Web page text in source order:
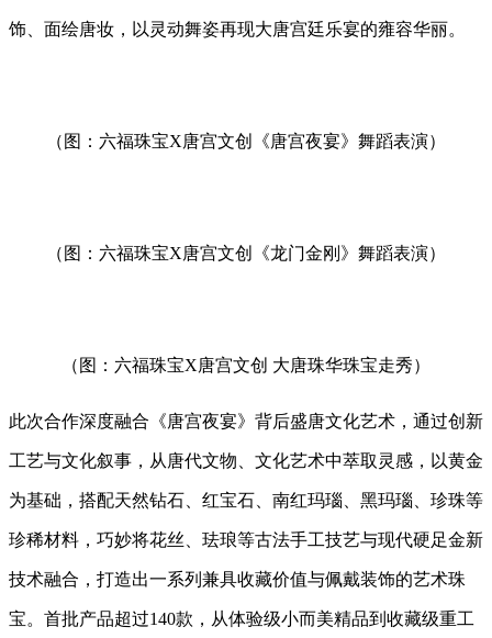
饰、面绘唐妆，以灵动舞姿再现大唐宫廷乐宴的雍容华丽。
（图：六福珠宝X唐宫文创《唐宫夜宴》舞蹈表演）
（图：六福珠宝X唐宫文创《龙门金刚》舞蹈表演）
（图：六福珠宝X唐宫文创 大唐珠华珠宝走秀）
此次合作深度融合《唐宫夜宴》背后盛唐文化艺术，通过创新
工艺与文化叙事，从唐代文物、文化艺术中萃取灵感，以黄金
为基础，搭配天然钻石、红宝石、南红玛瑙、黑玛瑙、珍珠等
珍稀材料，巧妙将花丝、珐琅等古法手工技艺与现代硬足金新
技术融合，打造出一系列兼具收藏价值与佩戴装饰的艺术珠
宝。首批产品超过140款，从体验级小而美精品到收藏级重工